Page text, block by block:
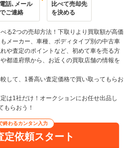
電話､メール
でご連絡
比べて売却先
を決める
る2つの売却方法！下取りより買取額が高価
メーカー、車種、ボディタイプ別の中古車
や査定のポイントなど、初めて車を売る方
都道府県から、お近くの買取店舗の情報を
して、1番高い査定価格で買い取ってもらお
は1社だけ！オークションにお任せ出品し
もらおう！
終わるカンタン入力
定依頼スタート